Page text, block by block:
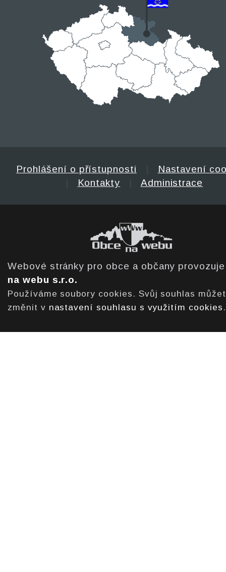
Prohlášení o přístupnosti
Nastavení
Kontakty Administrace
Webové stránky pro obce a občany
na webu s.r.o.
Používáme soubory cookies. Svůj souhlas
změnit v nastavení souhlasu s využitím cookies .